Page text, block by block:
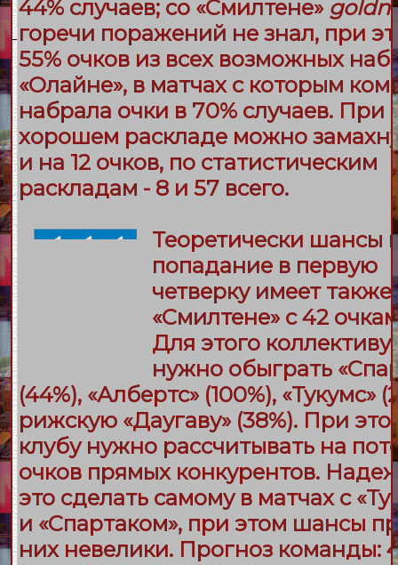
44% случаев; со «Смилтене»
горечи поражений не знал, при
55% очков из всех возможных
«Олайне», в матчах с которым
набрала очки в 70% случаев. При
хорошем раскладе можно
и на 12 очков, по статистическим
раскладам - 8 и 57 всего.
Теоретически шансы
попадание в первую
четверку имеет также
«Смилтене» с 42
Для этого коллективу
нужно обыграть «
(44%), «Албертс» (100%), «Тукумс»
рижскую «Даугаву» (38%). При
клубу нужно рассчитывать на
очков прямых конкурентов.
это сделать самому в матчах с «
и «Спартаком», при этом шансы
них невелики. Прогноз команды: